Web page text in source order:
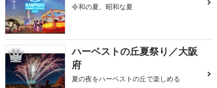
令和の夏、昭和な夏
2
ハーベストの丘夏祭り／大阪
府
夏の夜をハーベストの丘で楽しめる